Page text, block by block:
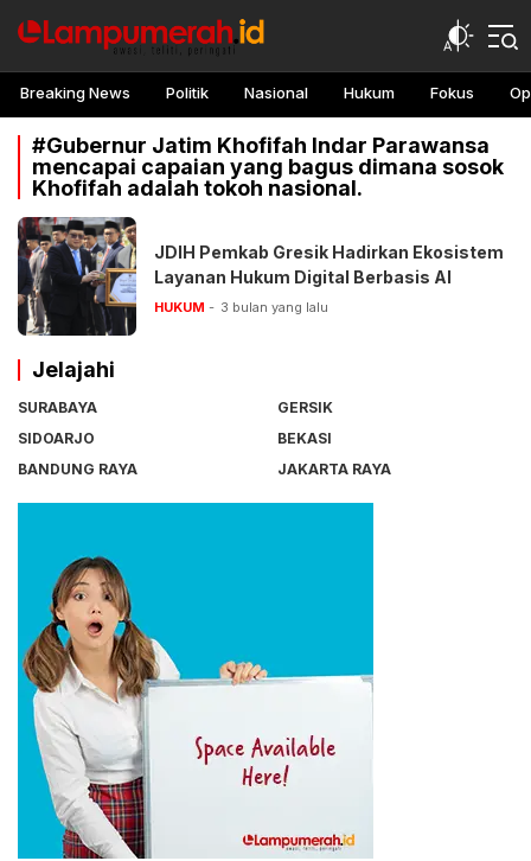
lampu merah
Awasi, teliti, peringati
Breaking News Politik Nasional Hukum Fokus
#Gubernur Jatim Khofifah Indar Parawansa
mencapai capaian yang bagus dimana sosok
Khofifah adalah tokoh nasional.
JDIH Pemkab Gresik Hadirkan Ekosistem
Layanan Hukum Digital Berbasis AI
HUKUM 3 bulan yang lalu
Jelajahi
SURABAYA
GERSIK
SIDOARJO
BEKASI
BANDUNG RAYA
JAKARTA RAYA